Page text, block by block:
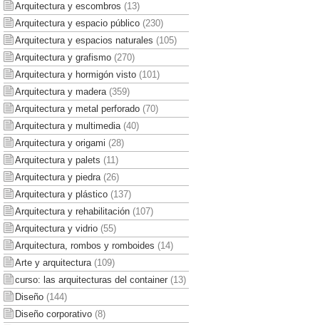
Arquitectura y escombros (13)
Arquitectura y espacio público(230)
Arquitectura y espacios naturales (105)
Arquitectura y grafismo(270)
Arquitectura y hormigón visto(101)
Arquitectura y madera(359)
Arquitectura y metal perforado(70)
Arquitectura y multimedia(40)
Arquitectura y origami (28)
Arquitectura y palets (11)
Arquitectura y piedra(26)
Arquitectura y plástico(137)
Arquitectura y rehabilitación(107)
Arquitectura y vidrio(55)
Arquitectura, rombos y romboides (14)
Arte y arquitectura(109)
curso: las arquitecturas del container(13)
Diseño(144)
Diseño corporativo(8)